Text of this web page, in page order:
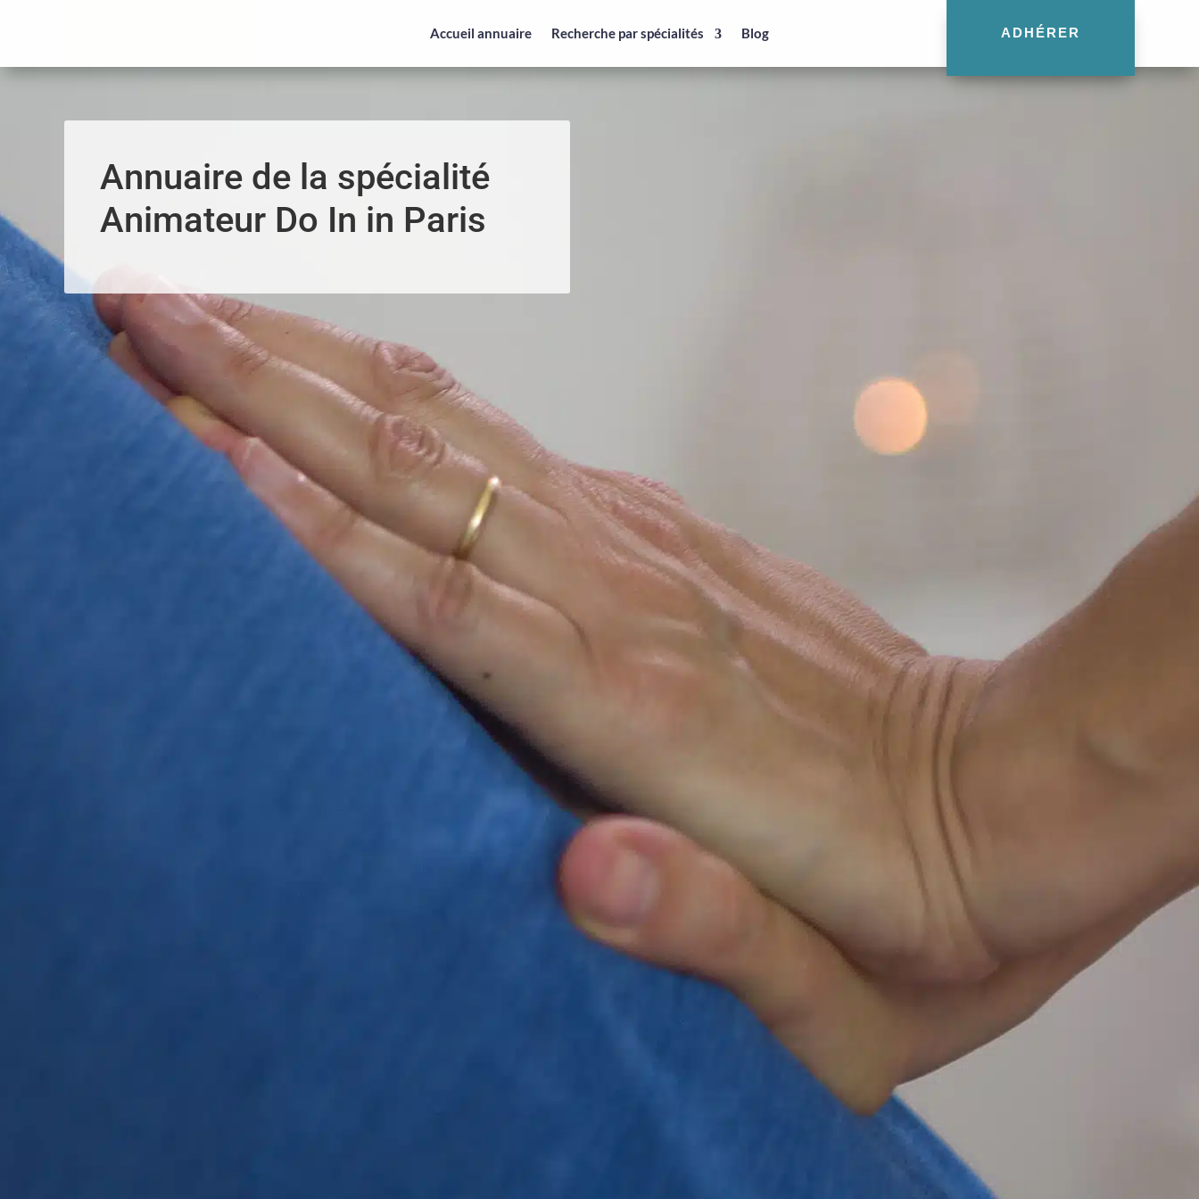
Accueil annuaire Recherche par spécialités Blog ADHÉRER
Annuaire de la spécialité
Animateur Do In in Paris